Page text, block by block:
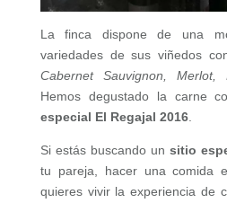
La finca dispone de una
variedades de sus viñedos
Cabernet Sauvignon, Merlot,
Hemos degustado la carne
especial El Regajal 2016.
Si estás buscando un sitio
tu pareja, hacer una comida
quieres vivir la experiencia de